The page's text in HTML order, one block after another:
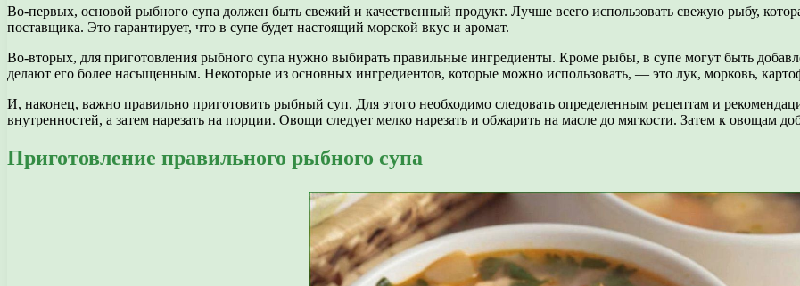
Во-первых, основой рыбного супа должен быть свежий и качественный продукт. Лучше всего использовать свежую рыбу,
поставщика. Это гарантирует, что в супе будет настоящий морской вкус и аромат.
Во-вторых, для приготовления рыбного супа нужно выбирать правильные ингредиенты. Кроме рыбы, в супе могут быть
делают его более насыщенным. Некоторые из основных ингредиентов, которые можно использовать, — это лук, морковь,
И, наконец, важно правильно приготовить рыбный суп. Для этого необходимо следовать определенным рецептам и
внутренностей, а затем нарезать на порции. Овощи следует мелко нарезать и обжарить на масле до мягкости. Затем к овощам
Приготовление правильного рыбного супа